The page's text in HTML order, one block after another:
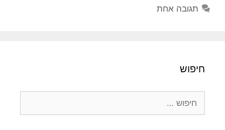
תגובה אחת
חיפוש